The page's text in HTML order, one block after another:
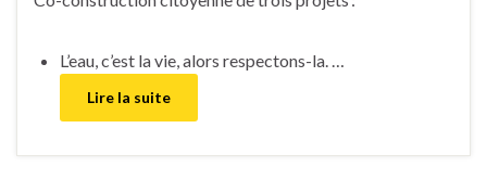
L’eau, c’est la vie, alors respectons-la. …
Lire la suite